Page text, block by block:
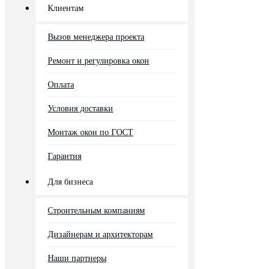
Клиентам
Вызов менеджера проекта
Ремонт и регулировка окон
Оплата
Условия доставки
Монтаж окон по ГОСТ
Гарантия
Для бизнеса
Строительным компаниям
Дизайнерам и архитекторам
Наши партнеры